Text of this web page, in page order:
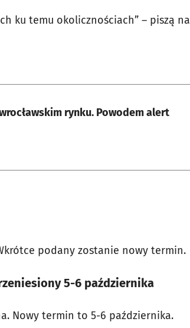
ku temu okolicznościach” – piszą na
rynku. Powodem alert
podany zostanie nowy termin.
5-6 października
Nowy termin to 5-6 października.